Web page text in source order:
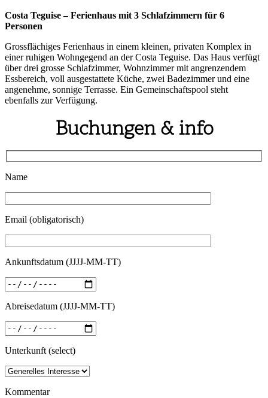
Costa Teguise – Ferienhaus mit 3 Schlafzimmern für 6
Personen
Grossflächiges Ferienhaus in einem kleinen, privaten Komplex in
einer ruhigen Wohngegend an der Costa Teguise. Das Haus verfügt
über drei grosse Schlafzimmer, Wohnzimmer mit angrenzendem
Essbereich, voll ausgestattete Küche, zwei Badezimmer und eine
angenehme, sonnige Terrasse. Ein Gemeinschaftspool steht
ebenfalls zur Verfügung.
Buchungen & info
Name
Email (obligatorisch)
Ankunftsdatum (JJJJ-MM-TT)
Abreisedatum (JJJJ-MM-TT)
Unterkunft (select)
Kommentar